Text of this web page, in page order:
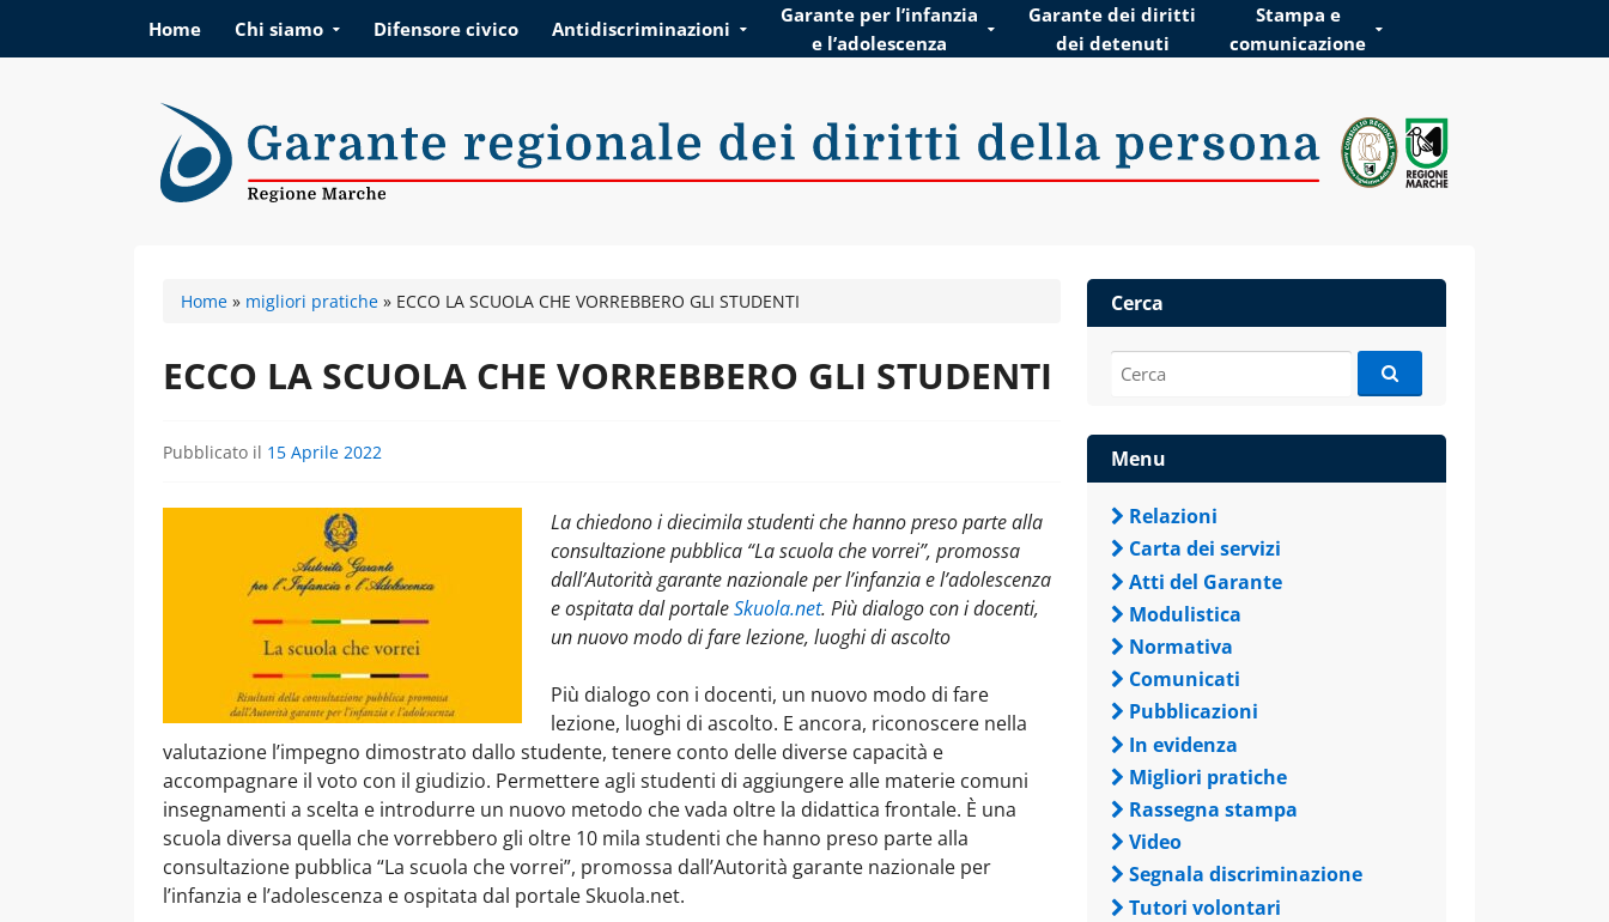
Home Chi siamo Difensore civico Antidiscriminazioni
Garante per l’infanzia
e l’adolescenza
Garante dei diritti
dei detenuti
Stampa e
comunicazione
Home » migliori pratiche » ECCO LA SCUOLA CHE VORREBBERO GLI STUDENTI
ECCO LA SCUOLA CHE VORREBBERO GLI STUDENTI
Pubblicato il 15 Aprile 2022
La chiedono i diecimila studenti che hanno preso parte alla
consultazione pubblica “La scuola che vorrei”, promossa
dall’Autorità garante nazionale per l’infanzia e l’adolescenza
e ospitata dal portaleSkuola.net. Più dialogo con i docenti,
un nuovo modo di fare lezione, luoghi di ascolto
Più dialogo con i docenti, un nuovo modo di fare
lezione, luoghi di ascolto. E ancora, riconoscere nella
valutazione l’impegno dimostrato dallo studente, tenere conto delle diverse capacità e
accompagnare il voto con il giudizio. Permettere agli studenti di aggiungere alle materie comuni
insegnamenti a scelta e introdurre un nuovo metodo che vada oltre la didattica frontale. È una
scuola diversa quella che vorrebbero gli oltre 10 mila studenti che hanno preso parte alla
consultazione pubblica “La scuola che vorrei”, promossa dall’Autorità garante nazionale per
l’infanzia e l’adolescenza e ospitata dal portale Skuola.net.
Cerca
Cerca:
Menu
Relazioni
Carta dei servizi
Atti del Garante
Modulistica
Normativa
Comunicati
Pubblicazioni
In evidenza
Migliori pratiche
Rassegna stampa
Video
Segnala discriminazione
Tutori volontari